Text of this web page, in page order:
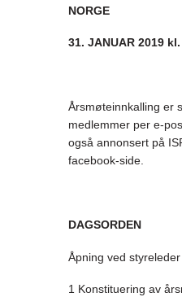
NORGE
31. JANUAR 2019
Årsmøteinnkalling er
medlemmer per e-
også annonsert på
facebook-side.
DAGSORDEN
Åpning ved styreleder
1 Konstituering av